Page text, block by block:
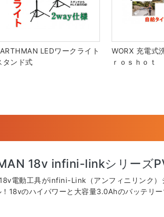
LEDワークライト
タンド式
WORX 充電式
ｒｏｓｈｏｔ
18v infini-linkシリーズ
電動工具がinfini-Link（アンフィニリンク）
！18vのハイパワーと大容量3.0Ahのバッテリ